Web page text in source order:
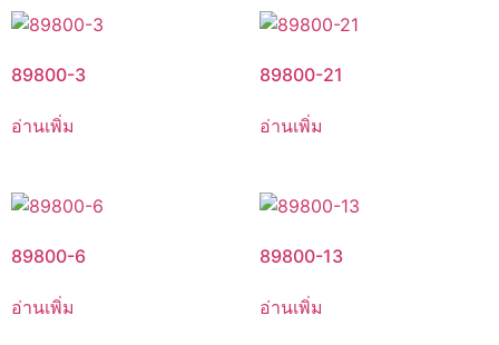
89800-3
อ่านเพิ่ม
89800-21
อ่านเพิ่ม
89800-6
อ่านเพิ่ม
89800-13
อ่านเพิ่ม